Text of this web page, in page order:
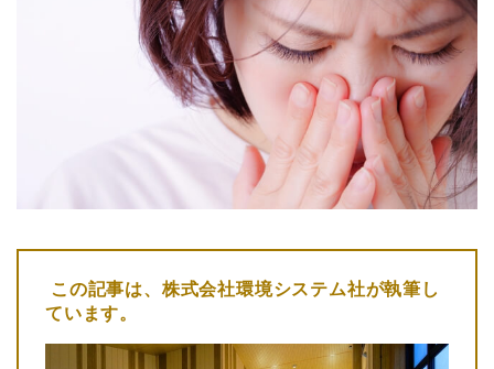
この記事は、 株式会社環境システム社が執筆し
ています。